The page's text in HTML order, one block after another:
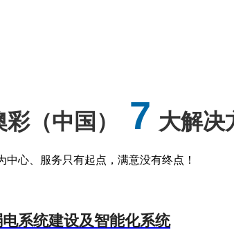
彩（中国） 7 大解决
中心、服务只有起点，满意没有终点！
系统建设及智能化系统